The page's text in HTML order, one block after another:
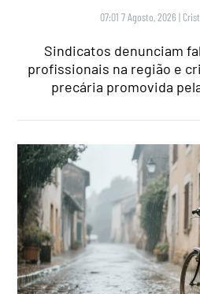
07:01 7 Agosto, 2026 |
Sindicatos denunciam
profissionais na região e
precária promovida